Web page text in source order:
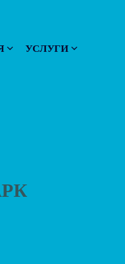
УСЛУГИ